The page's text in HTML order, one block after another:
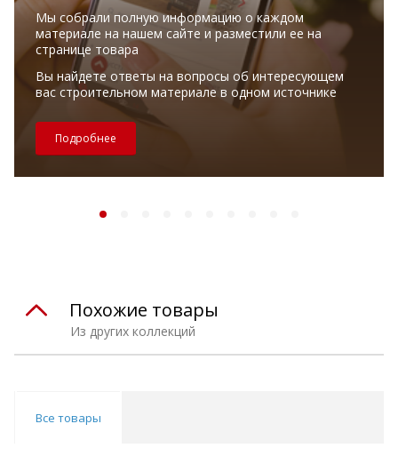
Мы собрали полную информацию о каждом
материале на нашем сайте и разместили ее на
странице товара
Вы найдете ответы на вопросы об интересующем
вас строительном материале в одном источнике
Подробнее
Из других коллекций
Похожие товары
Все товары